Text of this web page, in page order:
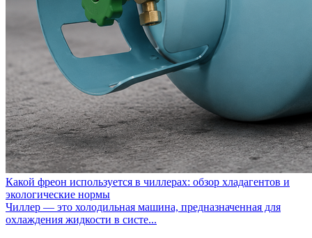
Какой фреон используется в чиллерах: обзор хладагентов и
экологические нормы
Чиллер — это холодильная машина, предназначенная для
охлаждения жидкости в систе...